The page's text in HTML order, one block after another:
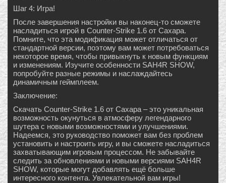
Шаг 4: Игра!
После завершения настройки вы наконец-то сможете
насладиться игрой в Counter-Strike 1.6 от Сахара.
Помните, что эта модификация может отличаться от
стандартной версии, поэтому вам может потребоваться
некоторое время, чтобы привыкнуть к новым функциям
и изменениям. Изучите особенности SAH4R SHOW,
попробуйте разные режимы и наслаждайтесь
динамичным геймплеем.
Заключение:
Скачать Counter-Strike 1.6 от Сахара – это уникальная
возможность окунуться в атмосферу легендарного
шутера с новыми возможностями и улучшениями.
Надеемся, это руководство поможет вам без проблем
установить и настроить игру, и вы сможете насладиться
захватывающим игровым процессом. Не забывайте
следить за обновлениями и новыми версиями SAH4R
SHOW, которые могут добавлять ещё больше
интересного контента. Увлекательной вам игры!